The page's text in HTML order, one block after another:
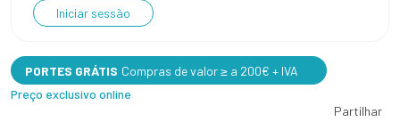
Iniciar sessão
PORTES GRÁTIS Compras de valor ≥ a 200€ + IVA
Preço exclusivo online
Partilhar